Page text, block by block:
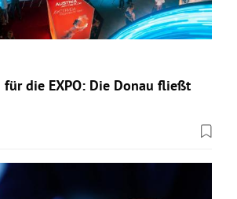
die EXPO: Die Donau fließt